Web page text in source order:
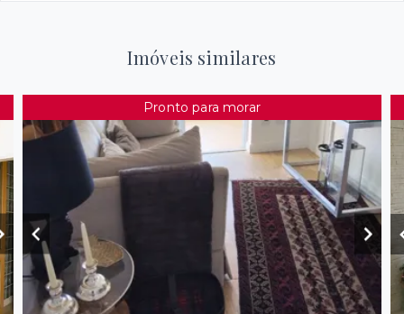
Imóveis similares
Pronto para morar